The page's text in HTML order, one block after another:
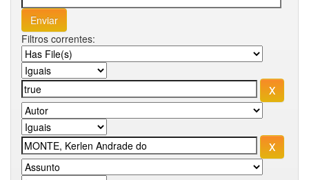
Filtros correntes: